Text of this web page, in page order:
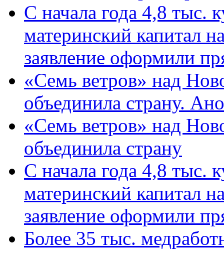
С начала года 4,8 тыс.
материнский капитал
заявление оформили
«Семь ветров» над
объединила страну.
«Семь ветров» над
объединила страну
С начала года 4,8 тыс.
материнский капитал
заявление оформили
Более 35 тыс.